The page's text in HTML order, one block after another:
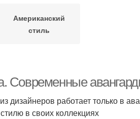
Американский
стиль
Современные
из дизайнеров работает только в
в своих коллекциях